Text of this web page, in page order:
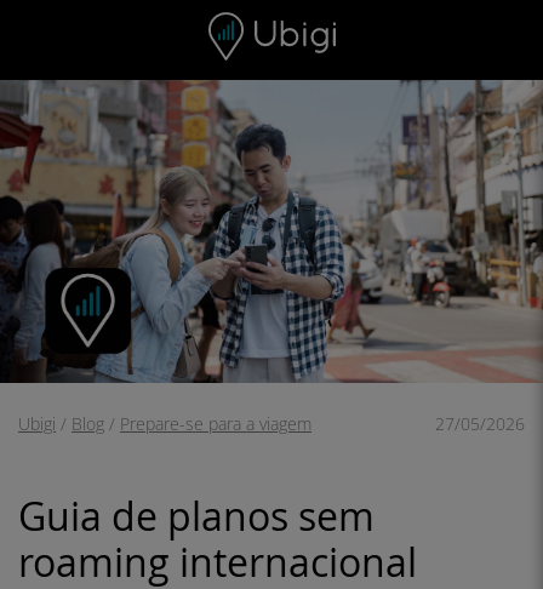
Barra de navegação
Ubigi / Blog / Prepare-se para a viagem 27/05/2026
Guia de planos sem
roaming internacional